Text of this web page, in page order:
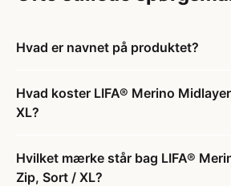
Hvad er navnet på produktet?
Hvad koster LIFA® Merino
XL?
Hvilket mærke står bag LIFA®
Zip, Sort / XL?